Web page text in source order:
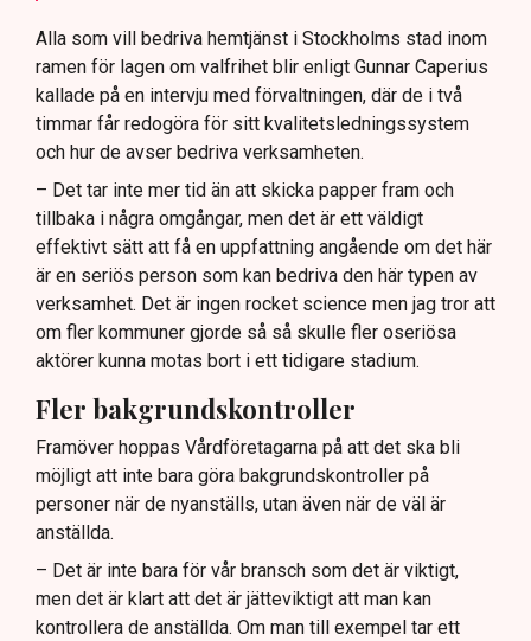
Alla som vill bedriva hemtjänst i Stockholms stad inom
ramen för lagen om valfrihet blir enligt Gunnar Caperius
kallade på en intervju med förvaltningen, där de i två
timmar får redogöra för sitt kvalitetsledningssystem
och hur de avser bedriva verksamheten.
– Det tar inte mer tid än att skicka papper fram och
tillbaka i några omgångar, men det är ett väldigt
effektivt sätt att få en uppfattning angående om det här
är en seriös person som kan bedriva den här typen av
verksamhet. Det är ingen rocket science men jag tror att
om fler kommuner gjorde så så skulle fler oseriösa
aktörer kunna motas bort i ett tidigare stadium.
Fler bakgrundskontroller
Framöver hoppas Vårdföretagarna på att det ska bli
möjligt att inte bara göra bakgrundskontroller på
personer när de nyanställs, utan även när de väl är
anställda.
– Det är inte bara för vår bransch som det är viktigt,
men det är klart att det är jätteviktigt att man kan
kontrollera de anställda. Om man till exempel tar ett